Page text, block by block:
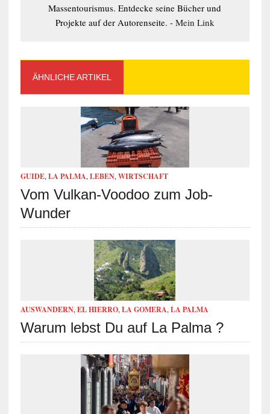
Massentourismus. Entdecke seine Bücher und
Projekte auf der Autorenseite. - Mein Link
ÄHNLICHE ARTIKEL
GUIDE, LA PALMA, LEBEN, WIRTSCHAFT
Vom Vulkan-Voodoo zum Job-
Wunder
AUSWANDERN, EL HIERRO, LA GOMERA, LA PALMA
Warum lebst Du auf La Palma ?